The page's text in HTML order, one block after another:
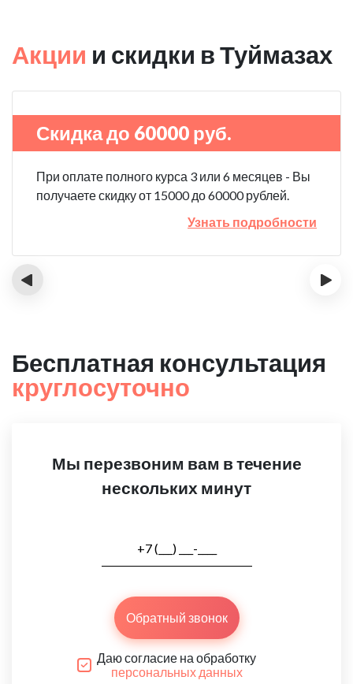
Акции и скидки в Туймазах
Скидка до 60000 руб.
При оплате полного курса 3 или 6 месяцев - Вы
получаете скидку от 15000 до 60000 рублей.
Узнать подробности
‹ ›
Бесплатная консультация
круглосуточно
Мы перезвоним вам в течение
нескольких минут
Обратный звонок
Даю согласие на обработку
персональных данных